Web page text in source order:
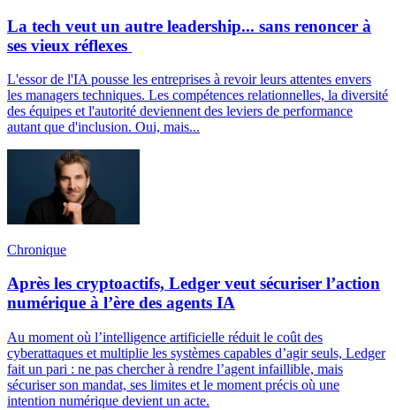
La tech veut un autre leadership... sans renoncer à
ses vieux réflexes
L'essor de l'IA pousse les entreprises à revoir leurs attentes envers
les managers techniques. Les compétences relationnelles, la diversité
des équipes et l'autorité deviennent des leviers de performance
autant que d'inclusion. Oui, mais...
Chronique
Après les cryptoactifs, Ledger veut sécuriser l’action
numérique à l’ère des agents IA
Au moment où l’intelligence artificielle réduit le coût des
cyberattaques et multiplie les systèmes capables d’agir seuls, Ledger
fait un pari : ne pas chercher à rendre l’agent infaillible, mais
sécuriser son mandat, ses limites et le moment précis où une
intention numérique devient un acte.